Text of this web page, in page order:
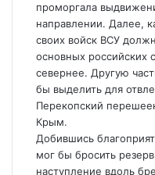
проморгала
направлении. Далее,
своих войск ВСУ
основных российских
севернее. Другую
бы выделить для
Перекопский
Крым.
Добившись
мог бы бросить
наступление вдоль